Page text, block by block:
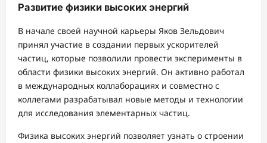
Развитие физики высоких энергий
В начале своей научной карьеры Яков Зельдович
принял участие в создании первых ускорителей
частиц, которые позволили провести эксперименты в
области физики высоких энергий. Он активно работал
в международных коллаборациях и совместно с
коллегами разрабатывал новые методы и технологии
для исследования элементарных частиц.
Физика высоких энергий позволяет узнать о строении